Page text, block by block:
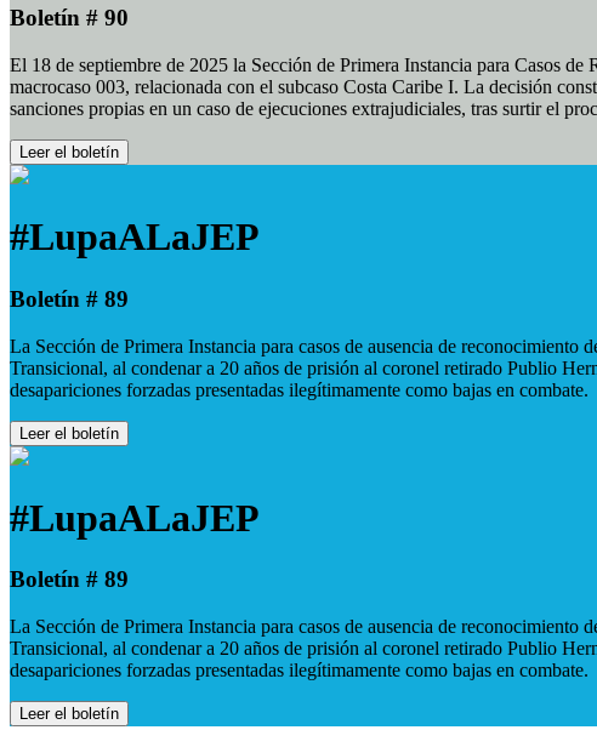
Boletín # 90
El 18 de septiembre de 2025 la Sección de Primera Instancia para Casos
macrocaso 003, relacionada con el subcaso Costa Caribe I. La decisión
sanciones propias en un caso de ejecuciones extrajudiciales, tras surtir el
Leer el boletín
#LupaALaJEP
Boletín # 89
La Sección de Primera Instancia para casos de ausencia de
Transicional, al condenar a 20 años de prisión al coronel retirado Publio
desapariciones forzadas presentadas ilegítimamente como bajas en combate.
Leer el boletín
#LupaALaJEP
Boletín # 89
La Sección de Primera Instancia para casos de ausencia de
Transicional, al condenar a 20 años de prisión al coronel retirado Publio
desapariciones forzadas presentadas ilegítimamente como bajas en combate.
Leer el boletín